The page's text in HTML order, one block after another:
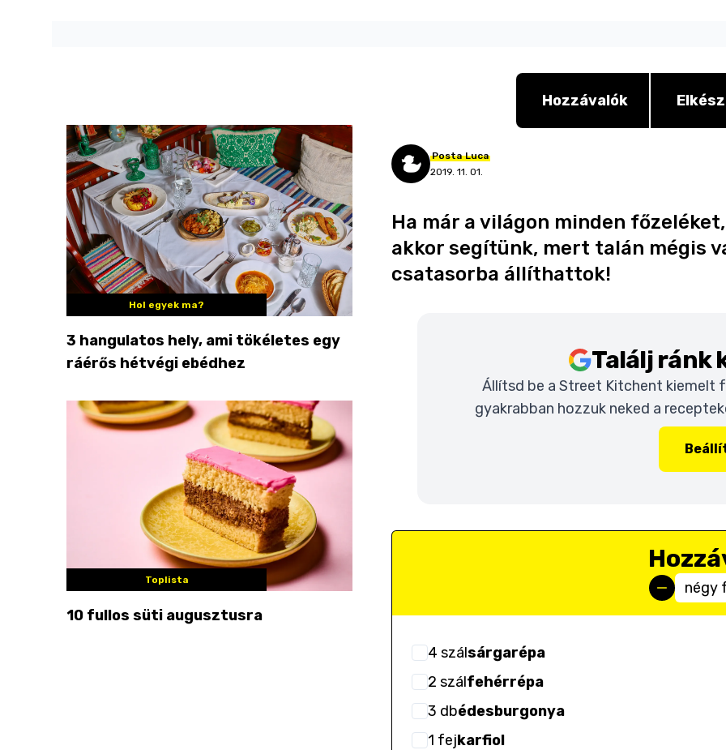
Hol egyek ma?
3 hangulatos hely, ami tökéletes egy
ráérős hétvégi ebédhez
Toplista
10 fullos süti augusztusra
Hozzávalók
Posta Luca
2019. 11. 01.
Ha már a világon minden
akkor segítünk, mert talán mégis
csatasorba állíthattok!
Találj ránk
Állítsd be a Street Kitchent kiemelt
gyakrabban hozzuk neked a
négy
4 szálsárgarépa
2 szálfehérrépa
3 dbédesburgonya
1 fejkarfiol